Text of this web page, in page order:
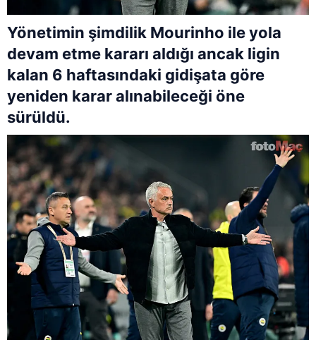
Yönetimin şimdilik Mourinho ile yola
devam etme kararı aldığı ancak ligin
kalan 6 haftasındaki gidişata göre
yeniden karar alınabileceği öne
sürüldü.